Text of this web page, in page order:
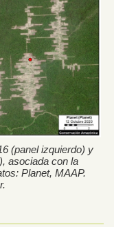
(panel izquierdo) y
asociada con la
Planet, MAAP.